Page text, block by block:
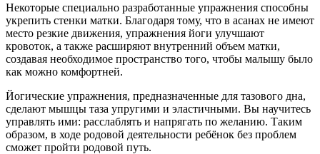
Некоторые специально разработанные упражнения способны
укрепить стенки матки. Благодаря тому, что в асанах не имеют
место резкие движения, упражнения йоги улучшают
кровоток, а также расширяют внутренний объем матки,
создавая необходимое пространство того, чтобы малышу было
как можно комфортней.
Йогические упражнения, предназначенные для тазового дна,
сделают мышцы таза упругими и эластичными. Вы научитесь
управлять ими: расслаблять и напрягать по желанию. Таким
образом, в ходе родовой деятельности ребёнок без проблем
сможет пройти родовой путь.